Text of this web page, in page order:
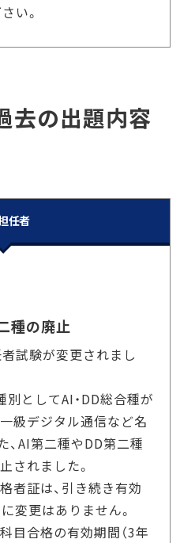
い。
去の出題内容
任者
種の廃止
試験が変更されまし
としてAI・DD総合種が
級デジタル通信など名
、AI第二種やDD第二種
されました。
者証は、引き続き有効
変更はありません。
目合格の有効期間（3年